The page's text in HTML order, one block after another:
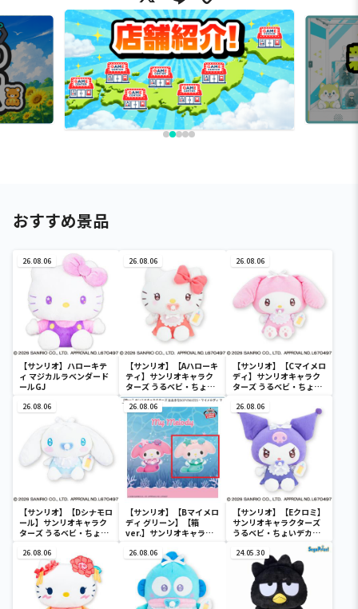
おすすめ景品
26.08.06
【サンリオ】ハローキテ
ィ マジカルラベンダード
ールGJ
26.08.06
【サンリオ】【Aハローキ
ティ】サンリオキャラク
ターズ うるベビ・ちょい
デカドール
26.08.06
【サンリオ】【Cマイメロ
ディ】サンリオキャラク
ターズ うるベビ・ちょい
26.08.06
【サンリオ】【Dシナモロ
ール】サンリオキャラク
ターズ うるベビ・ちょい
26.08.06
【サンリオ】【Bマイメロ
ディ グリーン】【箱
ver.】サンリオキャラク
SOFVIMATES～マイメロ
ディ マーメイドver. ～
26.08.06
【サンリオ】【Eクロミ】
サンリオキャラクターズ
うるベビ・ちょいデカド
26.08.06 26.08.06 24.05.30